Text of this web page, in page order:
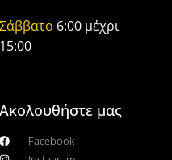
Σάββατο 6:00 μέχρι
15:00
Ακολουθήστε μας
Facebook